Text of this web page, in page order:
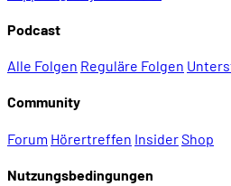
Podcast
Alle Folgen Reguläre Folgen
Community
Forum Hörertreffen InsiderShop
Nutzungsbedingungen